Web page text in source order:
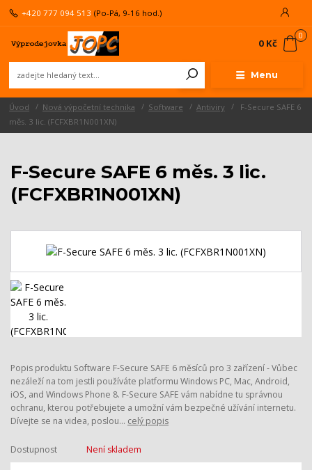
Menu
+420 777 094 513 (Po-Pá, 9-16 hod.)
0
0 Kč
Úvod Nová výpočetní technika Software Antiviry
F-Secure SAFE 6
měs. 3 lic. (FCFXBR1N001XN)
F-Secure SAFE 6 měs. 3 lic.
(FCFXBR1N001XN)
Popis produktu Software F-Secure SAFE 6 měsíců pro 3 zařízení - Vůbec
nezáleží na tom jestli používáte platformu Windows PC, Mac, Android,
iOS, and Windows Phone 8. F-Secure SAFE vám nabídne tu správnou
ochranu, kterou potřebujete a umožní vám bezpečné užívání internetu.
Dívejte se na videa, poslou... celý popis
Dostupnost Není skladem